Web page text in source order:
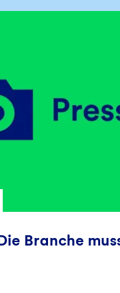
Branche